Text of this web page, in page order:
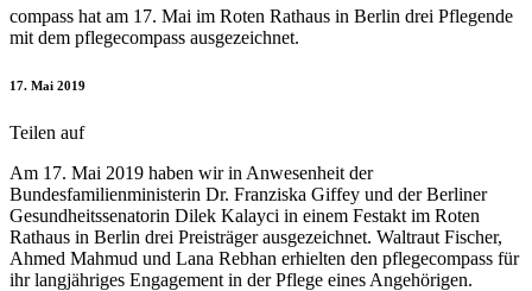
compass hat am 17. Mai im Roten Rathaus in Berlin drei Pflegende
mit dem pflegecompass ausgezeichnet.
17. Mai 2019
Teilen auf
Am 17. Mai 2019 haben wir in Anwesenheit der
Bundesfamilienministerin Dr. Franziska Giffey und der Berliner
Gesundheitssenatorin Dilek Kalayci in einem Festakt im Roten
Rathaus in Berlin drei Preisträger ausgezeichnet. Waltraut Fischer,
Ahmed Mahmud und Lana Rebhan erhielten den pflegecompass für
ihr langjähriges Engagement in der Pflege eines Angehörigen.